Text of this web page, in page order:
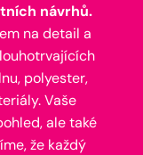
návrhů.
na detail a
polyester,
Vaše
ale také
že každý